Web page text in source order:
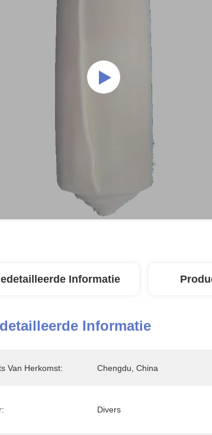
Informatie
Informatie
Van Herkomst: Chengdu, China
Divers